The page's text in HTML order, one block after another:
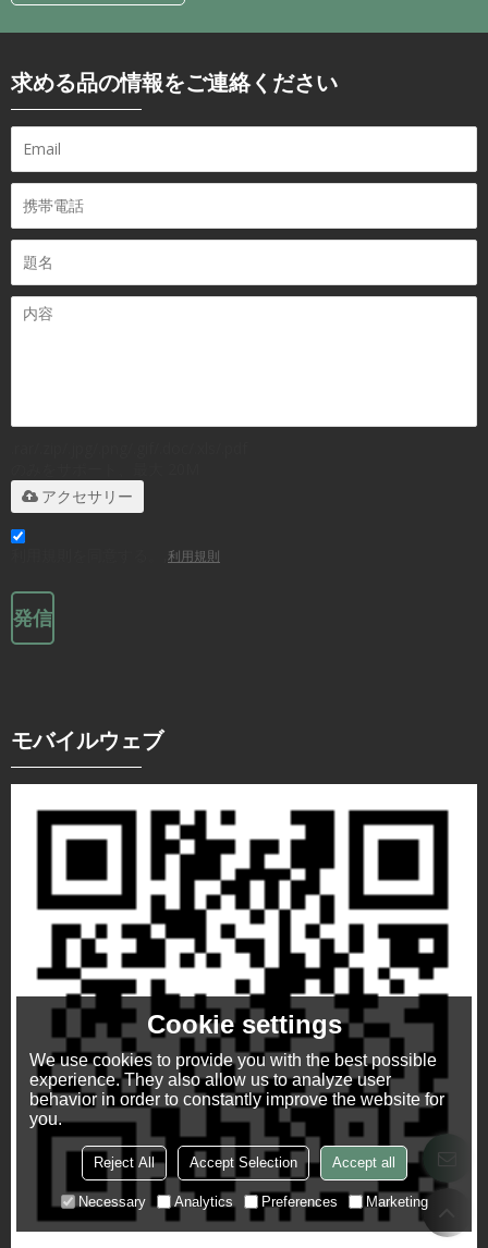
求める品の情報をご連絡ください
アクセサリー
利用規則
発信
モバイルウェブ
Cookie settings
We use cookies to provide you with the best possible
experience. They also allow us to analyze user
behavior in order to constantly improve the website for
you.
Reject All Accept Selection Accept all
Necessary Analytics Preferences Marketing